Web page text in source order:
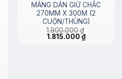
MÀNG DÁN GIỮ CHẮC
270MM X 300M (2
CUỘN/THÙNG)
1.900.000₫
Giá
1.815.000₫Giá
hiện